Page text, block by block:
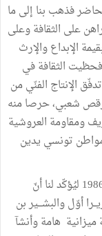
فذهب بنا إلى ما
على الثقافة وعلى
الإبداع والإرث
الثقافة في
الإنتاج الفنّي من
شعبي، حرصا منه
ومقاومة العروشية
مواطن تونسي يدين
وتوقّف الكاتب عند الفترة الممتدّة من 1981 إلى 1986 ليُؤكّد لنا أنّ
أوّل والبشـــير بن
هامة وأنشآ